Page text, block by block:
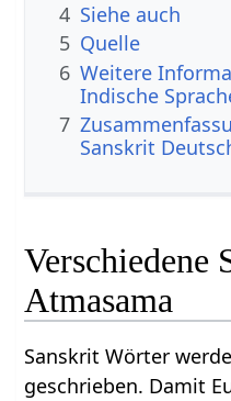
4 Siehe auch
5 Quelle
6 Weitere
Indische
7
Sanskrit
Verschiedene
Atmasama
Sanskrit Wörter
geschrieben. Damit